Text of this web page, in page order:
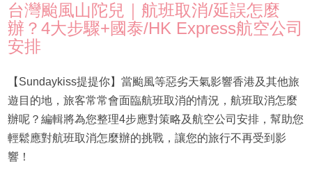
台灣颱風山陀兒｜航班取消/延誤怎麼
辦？4大步驟+國泰/HK Express航空公司
安排
【Sundaykiss提提你】當颱風等惡劣天氣影響香港及其他旅
遊目的地，旅客常常會面臨航班取消的情況，航班取消怎麼
辦呢？編輯將為您整理4步應對策略及航空公司安排，幫助您
輕鬆應對航班取消怎麼辦的挑戰，讓您的旅行不再受到影
響！